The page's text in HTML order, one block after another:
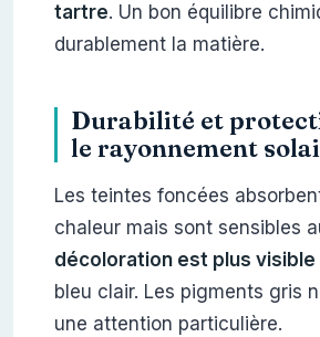
tartre. Un bon équilibre
durablement la matière.
Durabilité et
le rayonnement
Les teintes foncées
chaleur mais sont sensibles
décoloration est plus visible
bleu clair. Les pigments gris
une attention particulière.